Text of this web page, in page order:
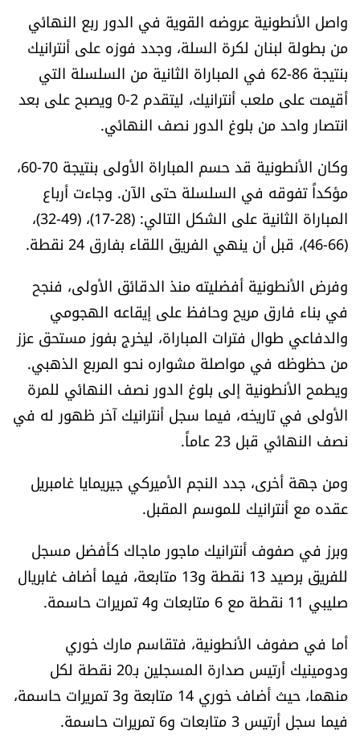
كتّابنا
تحت المجهر
آراء
اقتصاد
العالم
الصحافة الإسرائيلية
ثقافة وفنون
فصل من كتاب
اقرأ تضحك
كاميرا
سجالات
صحّة وصحن
الرياضة
منوّعات
حظّك اليوم
للتاريخ
واصل الأنطونية عروضه القوية في الدور ربع النهائي
من بطولة لبنان لكرة السلة، وجدد فوزه على أنترانيك
بنتيجة 86-62 في المباراة الثانية من السلسلة التي
أقيمت على ملعب أنترانيك، ليتقدم 2-0 ويصبح على بعد
انتصار واحد من بلوغ الدور نصف النهائي.
وكان الأنطونية قد حسم المباراة الأولى بنتيجة 70-60،
مؤكداً تفوقه في السلسلة حتى الآن. وجاءت أرباع
المباراة الثانية على الشكل التالي: (28-17)، (49-32)،
(66-46)، قبل أن ينهي الفريق اللقاء بفارق 24 نقطة.
وفرض الأنطونية أفضليته منذ الدقائق الأولى، فنجح
في بناء فارق مريح وحافظ على إيقاعه الهجومي
والدفاعي طوال فترات المباراة، ليخرج بفوز مستحق عزز
من حظوظه في مواصلة مشواره نحو المربع الذهبي.
ويطمح الأنطونية إلى بلوغ الدور نصف النهائي للمرة
الأولى في تاريخه، فيما سجل أنترانيك آخر ظهور له في
نصف النهائي قبل 23 عاماً.
ومن جهة أخرى، جدد النجم الأميركي جيريمايا غامبريل
عقده مع أنترانيك للموسم المقبل.
وبرز في صفوف أنترانيك ماجور ماجاك كأفضل مسجل
للفريق برصيد 13 نقطة و13 متابعة، فيما أضاف غابريال
صليبي 11 نقطة مع 6 متابعات و4 تمريرات حاسمة.
أما في صفوف الأنطونية، فتقاسم مارك خوري
ودومينيك أرتيس صدارة المسجلين بـ20 نقطة لكل
منهما، حيث أضاف خوري 14 متابعة و3 تمريرات حاسمة،
فيما سجل أرتيس 3 متابعات و6 تمريرات حاسمة.